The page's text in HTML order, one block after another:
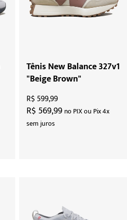
Tênis New Balance 327v1
"Beige Brown"
R$ 569,99 no PIX ou Pix 4x
sem juros
R$ 599,99